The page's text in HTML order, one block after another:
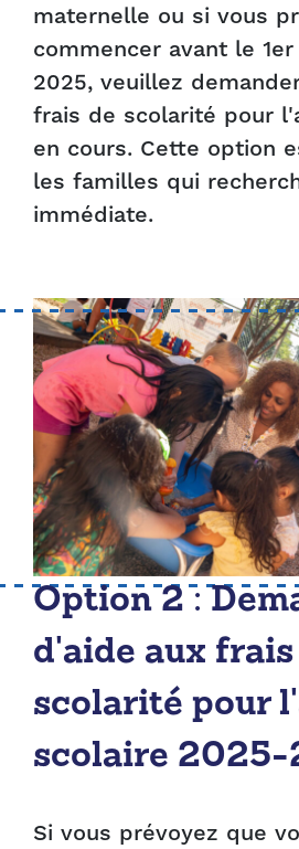
maternelle ou si vous
commencer avant le
2025, veuillez
frais de scolarité pour
en cours. Cette option
les familles qui
immédiate.
Option 2 :
d'aide aux frais
scolarité pour
scolaire
Si vous prévoyez que